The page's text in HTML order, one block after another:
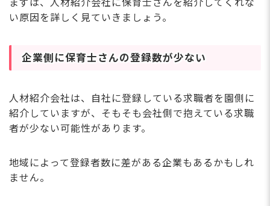
まずは、人材紹介会社に保育士さんを紹介してくれな
い原因を詳しく見ていきましょう。
企業側に保育士さんの登録数が少ない
人材紹介会社は、自社に登録している求職者を園側に
紹介していますが、そもそも会社側で抱えている求職
者が少ない可能性があります。
地域によって登録者数に差がある企業もあるかもしれ
ません。